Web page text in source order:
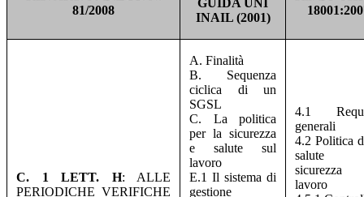
81/2008
GUIDA UNI
INAIL (2001)
C. 1 LETT. H: ALLE
PERIODICHE VERIFICHE
A. Finalità
B. Sequenza
ciclica di un
SGSL
C. La politica
per la sicurezza
e salute sul
lavoro
E.1 Il sistema di
gestione
4.1
generali
4.2 Politica
salute
sicurezza
lavoro